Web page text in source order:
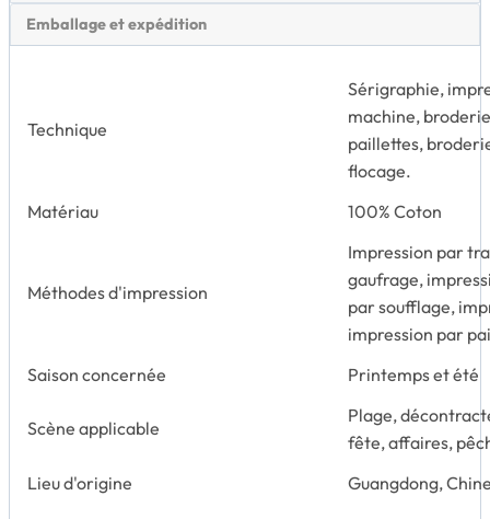
Emballage et expédition
Technique
Sérigraphie,
machine,
paillettes,
flocage.
Matériau
100% Coton
Méthodes d'impression
Impression par
gaufrage,
par soufflage,
impression par
Saison concernée
Printemps et été
Scène applicable
Plage,
fête, affaires,
Lieu d'origine
Guangdong,